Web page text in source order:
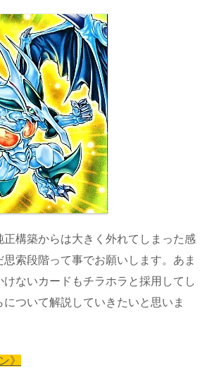
正構築からは大きく外れてしまった感
索段階って事でお願いします。あま
けないカードもチラホラと採用してし
について解説していきたいと思いま
》